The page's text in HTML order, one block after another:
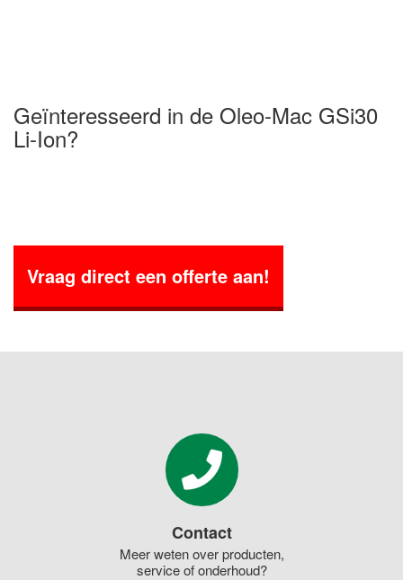
Geïnteresseerd in de Oleo-Mac GSi30
Li-Ion?
Vraag direct een offerte aan!
Contact
Meer weten over producten,
service of onderhoud?